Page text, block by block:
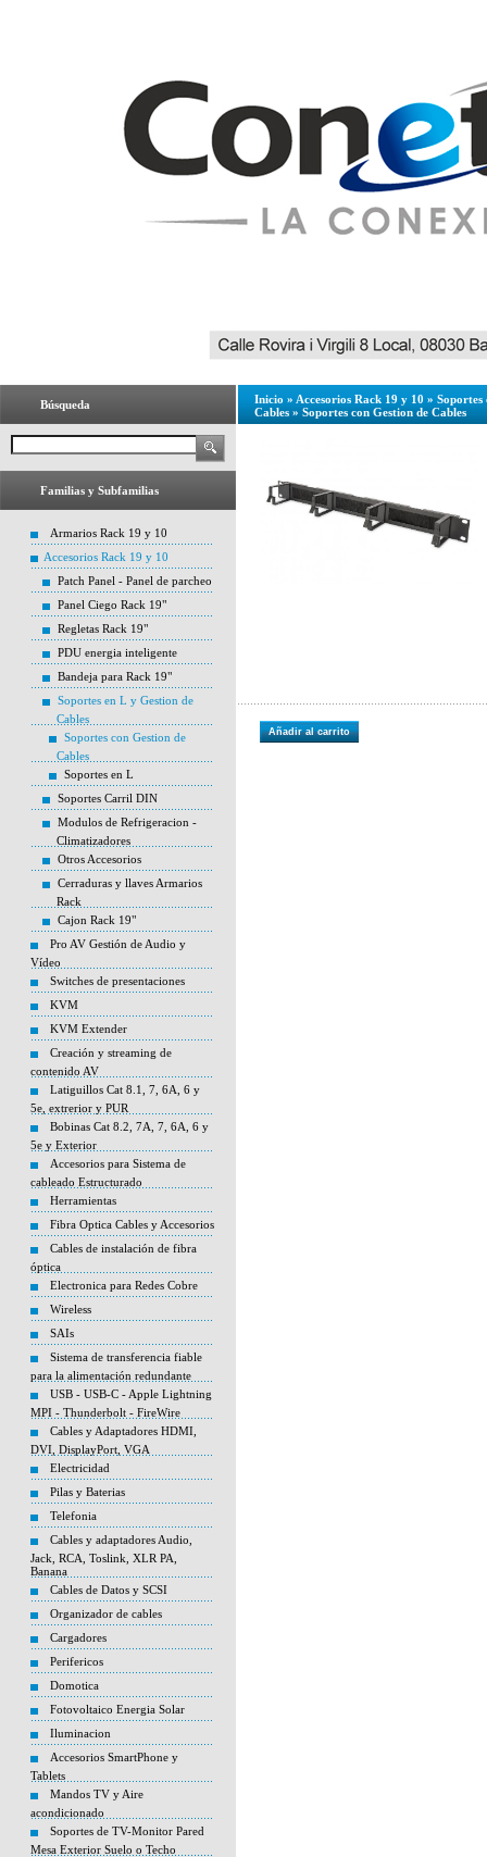
Búsqueda
Familias y Subfamilias
Armarios Rack 19 y 10
Accesorios Rack 19 y 10
Patch Panel - Panel de parcheo
Panel Ciego Rack 19"
Regletas Rack 19"
PDU energia inteligente
Bandeja para Rack 19"
Soportes en L y Gestion de
Cables
Soportes con Gestion de
Cables
Soportes en L
Soportes Carril DIN
Modulos de Refrigeracion -
Climatizadores
Otros Accesorios
Cerraduras y llaves Armarios
Rack
Cajon Rack 19"
Pro AV Gestión de Audio y
Vídeo
Switches de presentaciones
KVM
KVM Extender
Creación y streaming de
contenido AV
Latiguillos Cat 8.1, 7, 6A, 6 y
5e, extrerior y PUR
Bobinas Cat 8.2, 7A, 7, 6A, 6 y
5e y Exterior
Accesorios para Sistema de
cableado Estructurado
Herramientas
Fibra Optica Cables y Accesorios
Cables de instalación de fibra
óptica
Electronica para Redes Cobre
Wireless
SAIs
Sistema de transferencia fiable
para la alimentación redundante
USB - USB-C - Apple Lightning
MPI - Thunderbolt - FireWire
Cables y Adaptadores HDMI,
DVI, DisplayPort, VGA
Electricidad
Pilas y Baterias
Telefonia
Cables y adaptadores Audio,
Jack, RCA, Toslink, XLR PA,
Banana
Cables de Datos y SCSI
Organizador de cables
Cargadores
Perifericos
Domotica
Fotovoltaico Energia Solar
Iluminacion
Accesorios SmartPhone y
Tablets
Mandos TV y Aire
acondicionado
Soportes de TV-Monitor Pared
Mesa Exterior Suelo o Techo
Inicio » Accesorios Rack 19 y 10 » Soportes
Cables » Soportes con Gestion de Cables
Añadir al carrito